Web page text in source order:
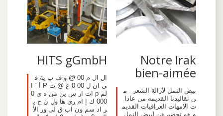
Notre Irak
bien-aimée
بيض النمل لأزالة الشعر - م
ن تقاليدنا القديمه من عادا
ت الامهات العراقيات القديم
ه هو تحضيرهن لبيض النمل
HITS gGmbH
ال ال م 00 @ و ف ب ية ف
ي ان ل 00 0 ع @ ت P أ ` ا
لم p ات ار س ين من ه ي 0
000 ك إ ام ري ها ول ن ح ي
ر اد سم ون اب ق لى ور الأ